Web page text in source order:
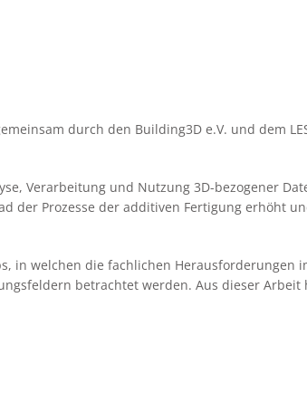
durch den Building3D e.V. und dem
Verarbeitung und Nutzung 3D-bezogener
der Prozesse der additiven Fertigung erhöht
in welchen die fachlichen Herausforderungen
betrachtet werden. Aus dieser